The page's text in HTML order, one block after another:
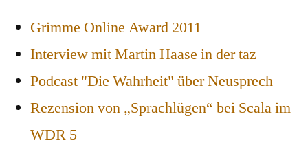
Grimme Online Award 2011
Interview mit Martin Haase in der taz
Podcast "Die Wahrheit" über Neusprech
Rezension von „Sprachlügen“ bei Scala im
WDR 5